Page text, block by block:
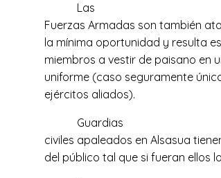
Las
Fuerzas Armadas son también
la mínima oportunidad y resulta
miembros a vestir de paisano en
uniforme (caso seguramente
ejércitos aliados).
Guardias
civiles apaleados en Alsasua
del público tal que si fueran ellos